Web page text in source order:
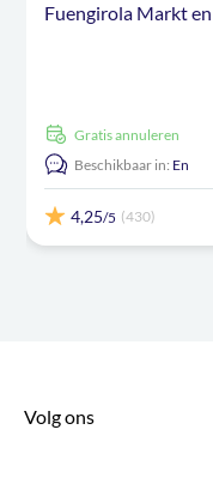
Fuengirola Markt
Gratis annuleren
Beschikbaar in: En
4,25/5 (430)
Volg ons